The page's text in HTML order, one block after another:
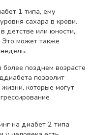
1 типа, ему
сахара в крови.
детстве или юности,
может также
позднем возрасте
позволит
которые могут
на диабет 2 типа